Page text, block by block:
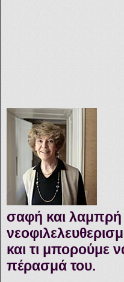
σαφή και
και τι μπορούμε
πέρασμά του.